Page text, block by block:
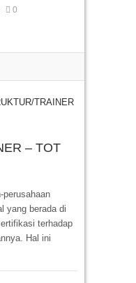
0
– TOT
perusahaan
yang berada di
terhadap
Hal ini